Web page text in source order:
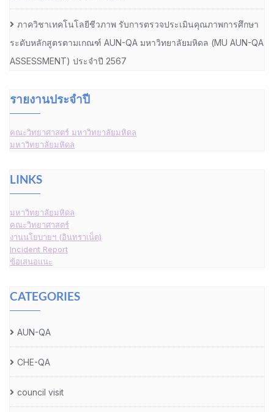
ภาควิชาเทคโนโลยีชีวภาพ รับการตรวจประเมินคุณภาพการศึกษา
ระดับหลักสูตรตามเกณฑ์ AUN-QA มหาวิทยาลัยมหิดล (MU AUN-QA
ASSESSMENT) ประจำปี 2567
รายงานประจำปี
คณะวิทยาศาสตร์ มหาวิทยาลัยมหิดล
มหาวิทยาลัยมหิดล
LINKS
มหาวิทยาลัยมหิดล
คณะวิทยาศาสตร์
งานนโยบายฯ (อินทราเน็ต)
Incident Report
ข้อเสนอแนะ
CATEGORIES
AUN-QA
CHE-QA
council visit